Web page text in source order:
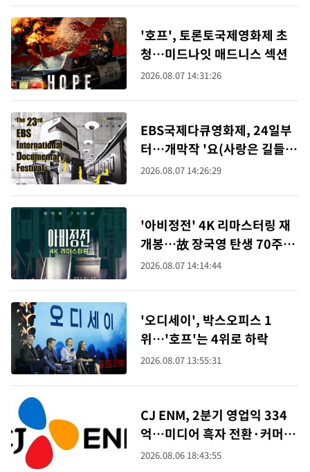
'호프', 토론토국제영화제 초
청…미드나잇 매드니스 섹션
2026.08.07 14:31:26
EBS국제다큐영화제, 24일부
터…개막작 '요(사랑은 길들지
않는 새)'
2026.08.07 14:26:29
'아비정전' 4K 리마스터링 재
개봉…故 장국영 탄생 70주년
기념
2026.08.07 14:14:44
'오디세이', 박스오피스 1
위…'호프'는 4위로 하락
2026.08.07 13:55:31
CJ ENM, 2분기 영업익 334
억…미디어 흑자 전환·커머스
체질 개선
2026.08.06 18:43:55